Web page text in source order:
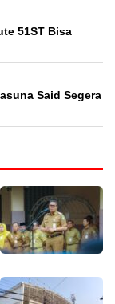
51ST Bisa
Said Segera